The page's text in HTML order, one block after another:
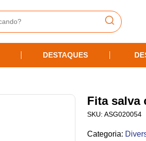
DESTAQUES
Fita salva
SKU: ASG020054
Categoria: